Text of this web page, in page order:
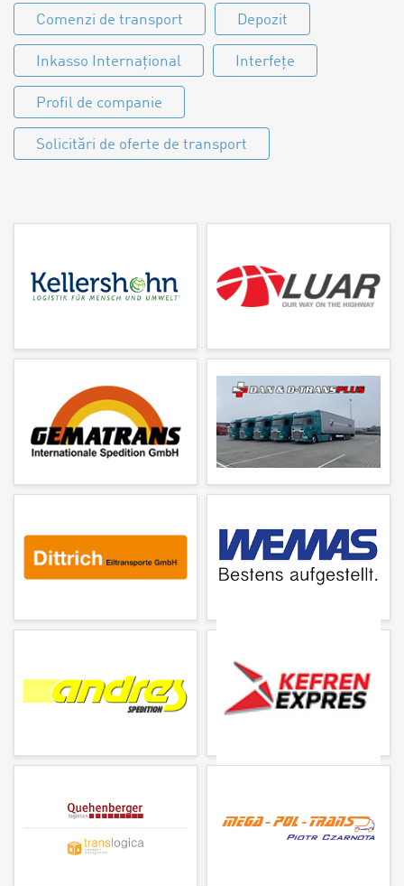
Comenzi de transport Depozit
Inkasso Internațional Interfețe
Profil de companie
Solicitări de oferte de transport